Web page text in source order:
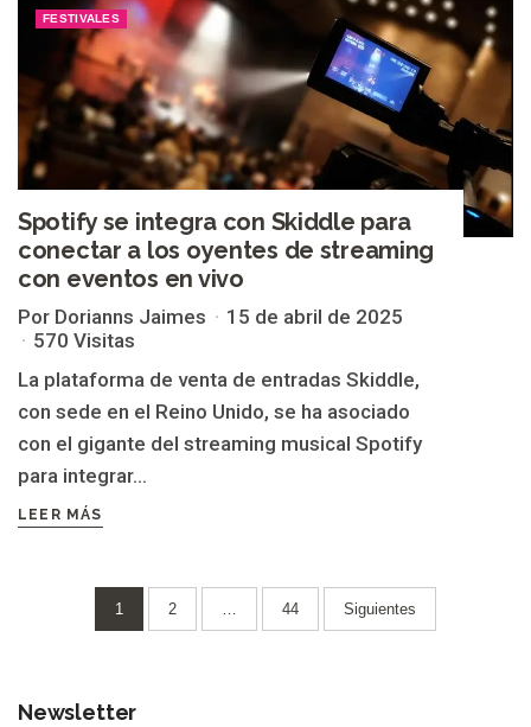
FESTIVALES
Spotify se integra con Skiddle para
conectar a los oyentes de streaming
con eventos en vivo
Por Dorianns Jaimes
15 de abril de 2025
570 Visitas
La plataforma de venta de entradas Skiddle,
con sede en el Reino Unido, se ha asociado
con el gigante del streaming musical Spotify
para integrar...
LEER MÁS
Paginación
entradas
1 2 … 44 Siguientes
Newsletter